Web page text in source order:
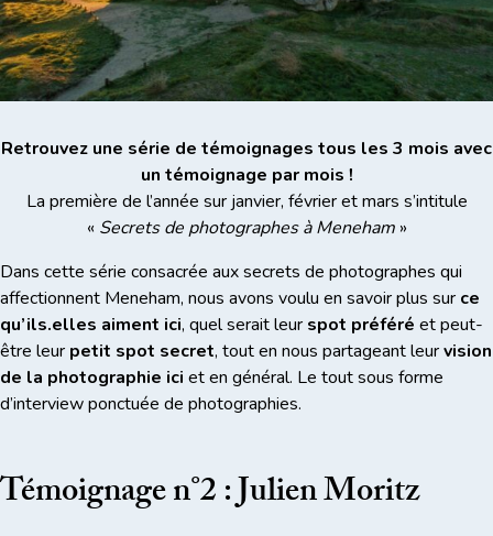
Retrouvez une série de témoignages tous les 3 mois avec
un témoignage par mois !
La première de l’année sur janvier, février et mars s’intitule
« Secrets de photographes à Meneham»
Dans cette série consacrée aux secrets de photographes qui
affectionnent Meneham, nous avons voulu en savoir plus sur ce
qu’ils.elles aiment ici, quel serait leur spot préféré et peut-
être leur petit spot secret, tout en nous partageant leurvision
de la photographie ici et en général. Le tout sous forme
d’interview ponctuée de photographies.
Témoignage n°2 : Julien Moritz